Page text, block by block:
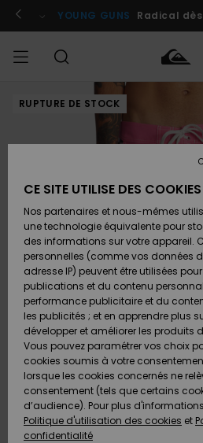
l'information
le
Se connecter / s'inscrire
YOUNG GUNS Radical
HOMME Vêtements
Chaussures
& Tongs
Surf
Snow
Nouveautés
Vêtements
Chaussures
& Tongs
Surf
Snow
Nouveautés
FEMME
Shop
A
Découvrir
Snow
SURF
Surf
Homme
Surf
Shop
Enfant
Highlights
Communauté
SNOW
Snow
Homme
Snow
Shop
Enfant
Snow
Shop
Femme
A
Découvrir
OUTLET
Outlet
Enfant
Outlet
Femme
AIDE &
CONTACT
Accéder à
ma
commande
Retours
Paiement
Carte
Cadeau
Quiksilver
Freedom
Protection
des
MAGASINS
RUPTURE DE STOCK
CE SITE UTILISE DES COOKIES
Nos partenaires et nous-mêmes
une technologie équivalente pour
des informations sur votre appareil.
personnelles (comme vos données
adresse IP) peuvent être utilisées
publications et du contenu
performance publicitaire et du
les publicités ; et en apprendre plus
développer et améliorer les produits
Vous pouvez paramétrer vos choix
cookies soumis à votre
lorsque les cookies concernés ne
consentement (tels que certains
d’audience). Pour plus
Politique d'utilisation des cookies et
confidentialité